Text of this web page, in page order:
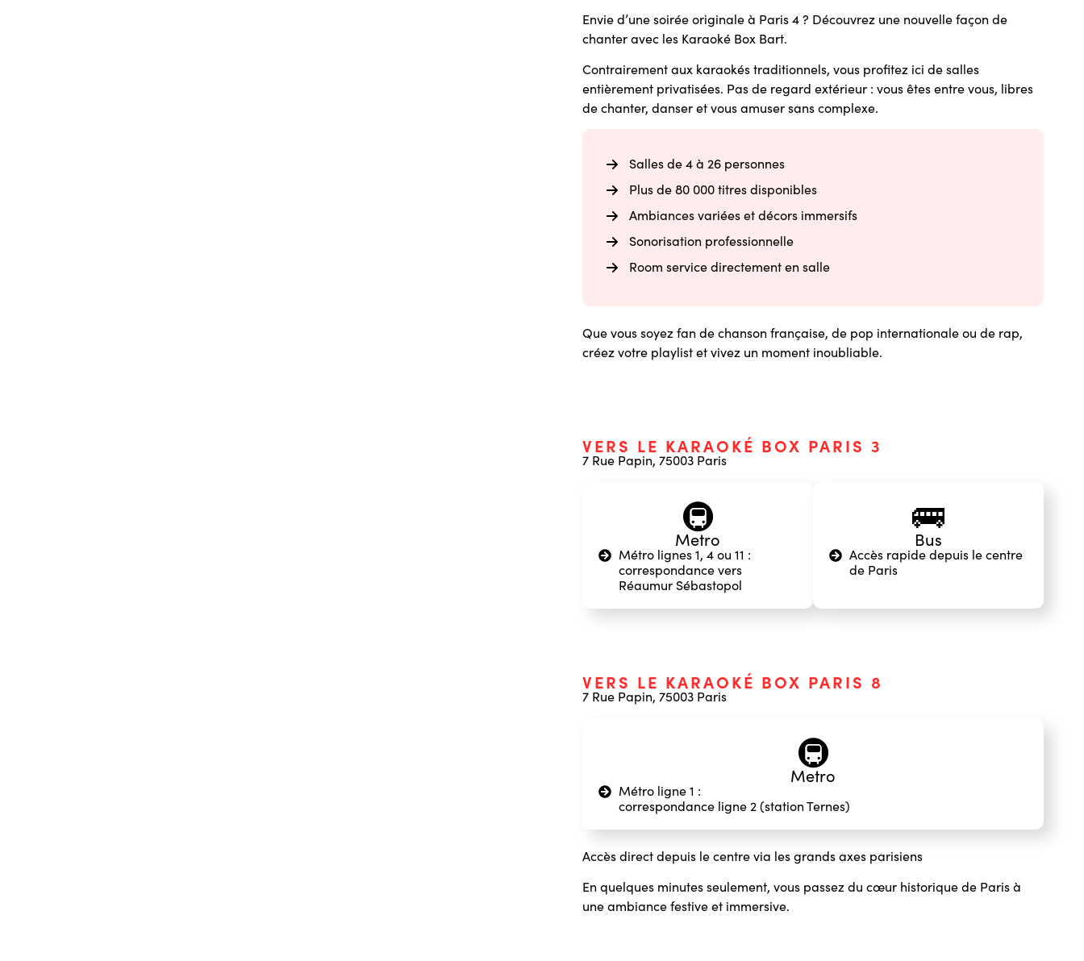
Envie d’une soirée originale à Paris 4 ? Découvrez une nouvelle façon de
chanter avec les Karaoké Box Bart.
Contrairement aux karaokés traditionnels, vous profitez ici de salles
entièrement privatisées. Pas de regard extérieur : vous êtes entre vous, libres
de chanter, danser et vous amuser sans complexe.
Salles de 4 à 26 personnes
Plus de 80 000 titres disponibles
Ambiances variées et décors immersifs
Sonorisation professionnelle
Room service directement en salle
Que vous soyez fan de chanson française, de pop internationale ou de rap,
créez votre playlist et vivez un moment inoubliable.
VERS LE KARAOKÉ BOX PARIS 3
7 Rue Papin, 75003 Paris
🚇
Metro
Métro lignes 1, 4 ou 11 :
correspondance vers
Réaumur Sébastopol
🚌
Bus
Accès rapide depuis le centre
de Paris
VERS LE KARAOKÉ BOX PARIS 8
7 Rue Papin, 75003 Paris
🚇
Metro
Métro ligne 1 :
correspondance ligne 2 (station Ternes)
Accès direct depuis le centre via les grands axes parisiens
En quelques minutes seulement, vous passez du cœur historique de Paris à
une ambiance festive et immersive.